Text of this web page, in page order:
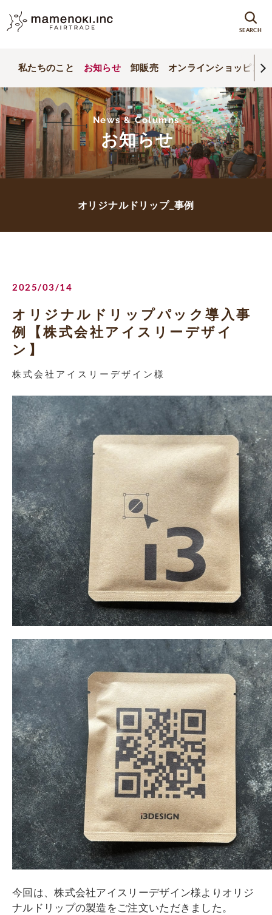
SEARCH
私たちのこと お知らせ 卸販売 オンラインショッピング
News & Columns
お知らせ
オリジナルドリップ_事例
2025/03/14
オリジナルドリップパック導入事
例【株式会社アイスリーデザイ
ン】
株式会社アイスリーデザイン様
今回は、株式会社アイスリーデザイン様よりオリジ
ナルドリップの製造をご注文いただきました。